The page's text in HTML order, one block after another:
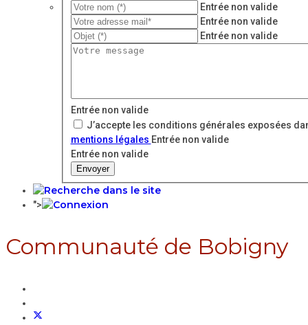
Entrée non valide
Entrée non valide
Entrée non valide
Entrée non valide
J’accepte les conditions générales exposées
mentions légales Entrée non valide
Entrée non valide
Envoyer
">
Communauté de Bobigny